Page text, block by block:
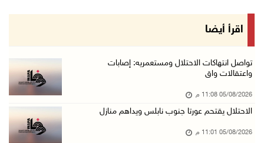
الرئيس يقلد عائلة القائد الوطني الراحل أحمد ع ...
باسم الرئيس: وزير الداخلية يمنح العميد جيسون ...
الاحتلال يقتحم كفر مالك ودير جرير ومستعمرون ي ...
"التربية" تخرج الفوج الأول من مدربي المعلمين ...
اقرأ أيضا
تواصل انتهاكات الاحتلال ومستعمريه: إصابات
واعتقالات واق
05/08/2026 11:08 م
الاحتلال يقتحم عورتا جنوب نابلس ويداهم منازل
05/08/2026 11:01 م